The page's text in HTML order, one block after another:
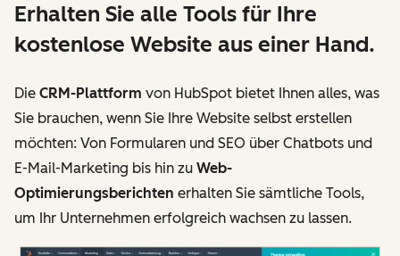
Erhalten Sie alle Tools für Ihre
kostenlose Website aus einer Hand.
Die CRM-Plattform von HubSpot bietet Ihnen alles, was
Sie brauchen, wenn Sie Ihre Website selbst erstellen
möchten: Von Formularen und SEO über Chatbots und
E-Mail-Marketing bis hin zu Web-
Optimierungsberichten erhalten Sie sämtliche Tools,
um Ihr Unternehmen erfolgreich wachsen zu lassen.